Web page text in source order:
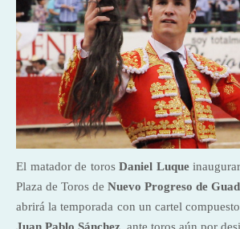
El matador de toros Daniel Luque
Plaza de Toros de Nuevo Progreso de
abrirá la temporada con un cartel